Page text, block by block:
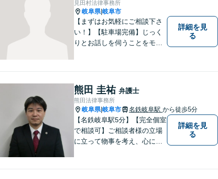
ます。ご相談下さい。
見田村法律事務所
岐阜県|岐阜市
【まずはお気軽にご相談下さ
い！】【駐車場完備】じっく
りとお話しを伺うことをモッ
詳細を見
る
熊田 圭祐 弁護士
熊田法律事務所
岐阜県|岐阜市 名鉄岐阜駅 から徒歩5分
【名鉄岐阜駅5分】【完全個室
で相談可】ご相談者様の立場
に立って物事を考え、心に寄
詳細を見
る